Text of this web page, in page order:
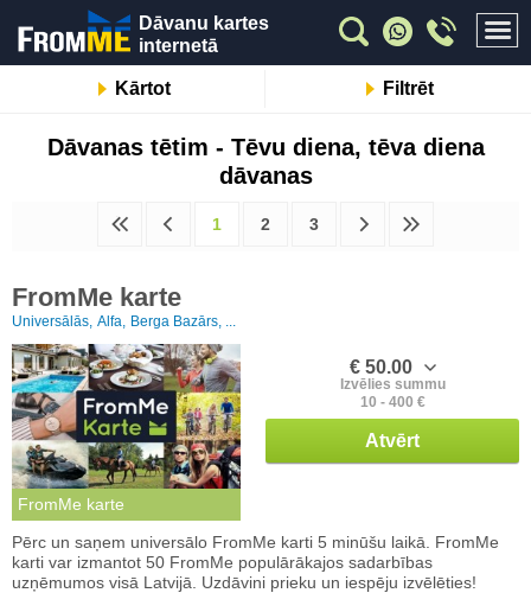
Dāvanu kartes
internetā
Kārtot Filtrēt
Dāvanas tētim - Tēvu diena, tēva diena
dāvanas
1 2 3
FromMe karte
Universālās, Alfa, Berga Bazārs, ...
FromMe karte
€ 50.00
Izvēlies summu
10 - 400 €
Atvērt
Pērc un saņem universālo FromMe karti 5 minūšu laikā. FromMe
karti var izmantot 50 FromMe populārākajos sadarbības
uzņēmumos visā Latvijā. Uzdāvini prieku un iespēju izvēlēties!